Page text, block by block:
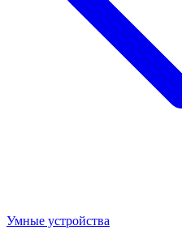
Умные устройства